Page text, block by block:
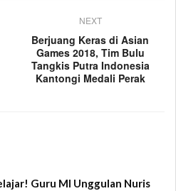
NEXT
Berjuang Keras di Asian
Games 2018, Tim Bulu
Tangkis Putra Indonesia
Kantongi Medali Perak
Guru MI Unggulan Nuris